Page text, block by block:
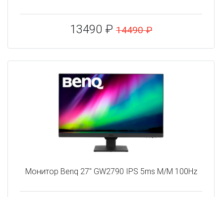
13490 ₽ 14490 ₽
Монитор Benq 27" GW2790 IPS 5ms M/M 100Hz